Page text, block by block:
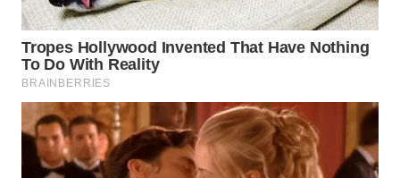
BINTAN
WN
MANDALIKA
WN
LIKUPANG